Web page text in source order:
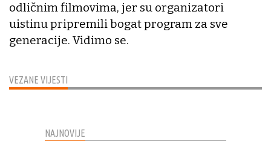
VEZANE VIJESTI
odličnim filmovima, jer su organizatori
uistinu pripremili bogat program za sve
generacije. Vidimo se.
NAJNOVIJE